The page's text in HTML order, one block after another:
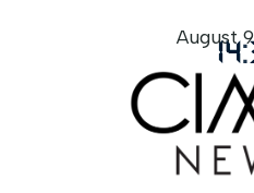
14:
August